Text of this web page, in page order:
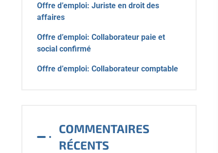
Offre d’emploi: Juriste en droit des
affaires
Offre d’emploi: Collaborateur paie et
social confirmé
Offre d’emploi: Collaborateur comptable
COMMENTAIRES
RÉCENTS